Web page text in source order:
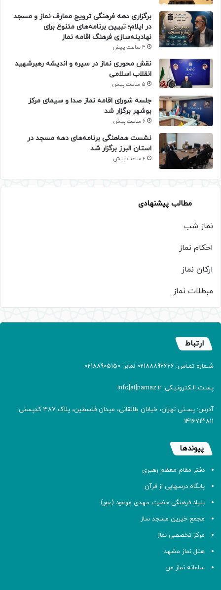
برگزاری دهه فرهنگی ترویج معارف نماز و مسجد
در ایلام؛ تبیین برنامه‌های متنوع برای
نهادینه‌سازی فرهنگ اقامه نماز
4 ساعت پیش
نقش محوری نماز در سیره و اندیشه رهبرشهید
انقلاب اسلامی
5 ساعت پیش
جلسه شورای اقامه نماز صدا و سیمای مرکز
بوشهر برگزار شد
6 ساعت پیش
نشست هماهنگی برنامه‌های دهه مسجد در
استان البرز برگزار شد
6 ساعت پیش
مطالب پیشنهادی
نماز شب
احکام نماز
ارکان نماز
مبطلات نماز
ارتباط
شـماره تمـاس: 02188896666 نمابر: 02188905150
پسـت الـکترونیـکی: info[at]namaz.ir
آدرس: پسـتی تهران، خیابان طالقانی، میدان فلسطین، پلاک 387 کدپستی:
۱۴۱۶۷۱۳۸۱۱
پیوندها
دفتر مقام معظم رهبری
پایگاه درسهایی از قرآن
بنیاد فرهنگی حضرت مهدی موعود (عج)
مجمع خیرین مسجد ساز
مرکز تخصصی نماز
هتل نماز مشهد
سامانه نماز من